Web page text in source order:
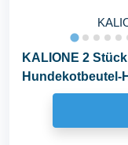
KALIONE 2
Hundekotbeutel-
Spender mit...